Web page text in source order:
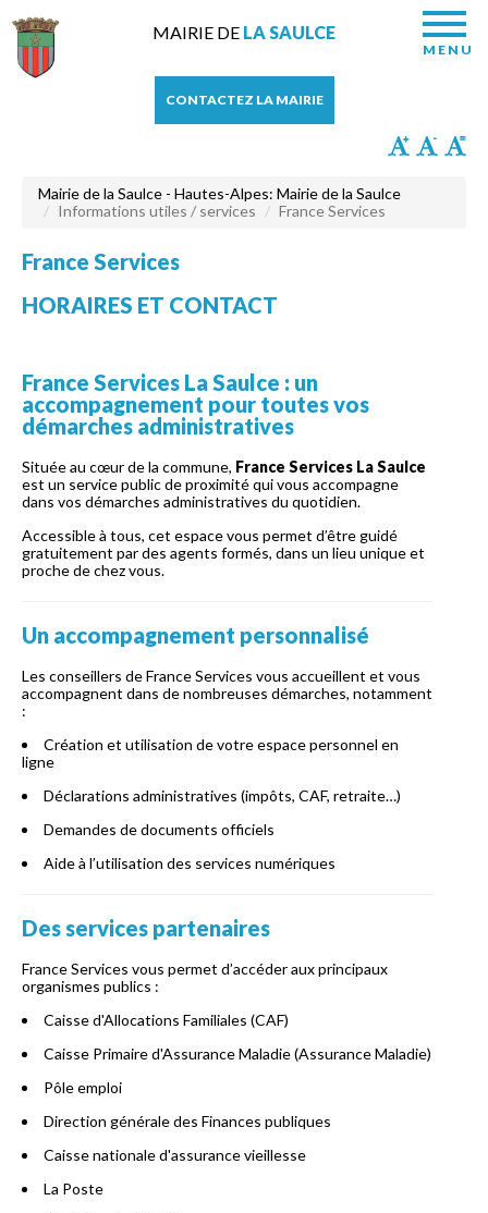
MAIRIE DE LA SAULCE
MENU
CONTACTEZ LA MAIRIE
Mairie de la Saulce - Hautes-Alpes: Mairie de la Saulce
Informations utiles / services
France Services
France Services
HORAIRES ET CONTACT
France Services La Saulce : un
accompagnement pour toutes vos
démarches administratives
Située au cœur de la commune, France Services La Saulce
est un service public de proximité qui vous accompagne
dans vos démarches administratives du quotidien.
Accessible à tous, cet espace vous permet d’être guidé
gratuitement par des agents formés, dans un lieu unique et
proche de chez vous.
Un accompagnement personnalisé
Les conseillers de France Services vous accueillent et vous
accompagnent dans de nombreuses démarches, notamment
:
Création et utilisation de votre espace personnel en
ligne
Déclarations administratives (impôts, CAF, retraite…)
Demandes de documents officiels
Aide à l’utilisation des services numériques
Des services partenaires
France Services vous permet d’accéder aux principaux
organismes publics :
Caisse d'Allocations Familiales (CAF)
Caisse Primaire d'Assurance Maladie (Assurance Maladie)
Pôle emploi
Direction générale des Finances publiques
Caisse nationale d'assurance vieillesse
La Poste